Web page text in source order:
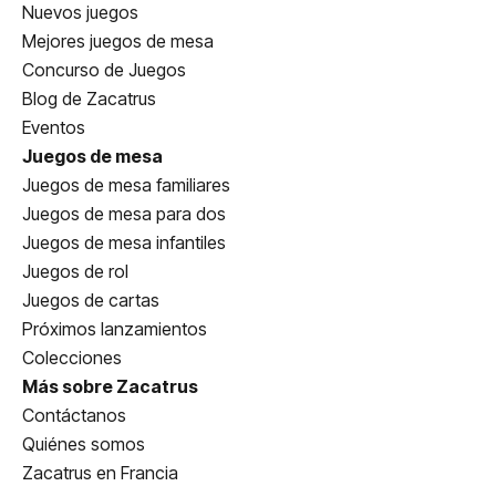
Nuevos juegos
Mejores juegos de mesa
Concurso de Juegos
Blog de Zacatrus
Eventos
Juegos de mesa
Juegos de mesa familiares
Juegos de mesa para dos
Juegos de mesa infantiles
Juegos de rol
Juegos de cartas
Próximos lanzamientos
Colecciones
Más sobre Zacatrus
Contáctanos
Quiénes somos
Zacatrus en Francia